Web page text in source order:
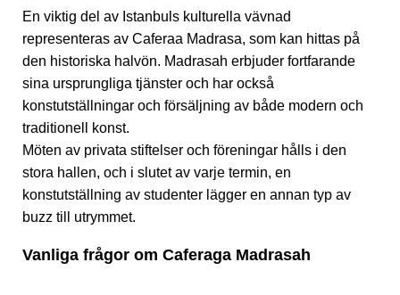
En viktig del av Istanbuls kulturella vävnad
representeras av Caferaa Madrasa, som kan hittas på
den historiska halvön. Madrasah erbjuder fortfarande
sina ursprungliga tjänster och har också
konstutställningar och försäljning av både modern och
traditionell konst.
Möten av privata stiftelser och föreningar hålls i den
stora hallen, och i slutet av varje termin, en
konstutställning av studenter lägger en annan typ av
buzz till utrymmet.
Vanliga frågor om Caferaga Madrasah